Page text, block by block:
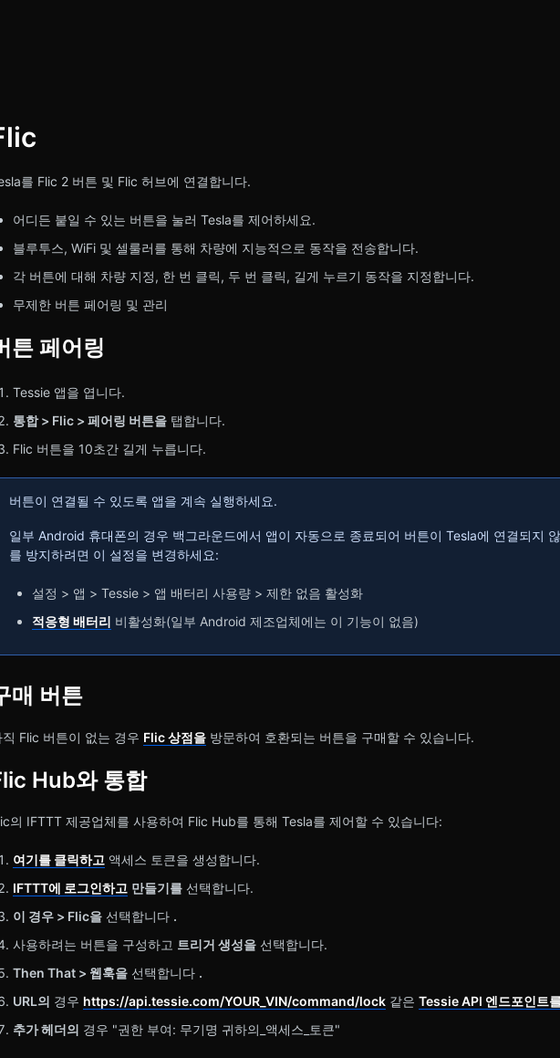
를 Flic 2 버튼 및 Flic 허브에 연결합니다.
어디든 붙일 수 있는 버튼을 눌러 Tesla를 제어하세요.
블루투스, WiFi 및 셀룰러를 통해 차량에 지능적으로 동작을 전송합니다.
각 버튼에 대해 차량 지정, 한 번 클릭, 두 번 클릭, 길게 누르기 동작을 지정합니다.
무제한 버튼 페어링 및 관리
튼 페어링
Tessie 앱을 엽니다.
통합 > Flic > 페어링 버튼을탭합니다.
Flic 버튼을 10초간 길게 누릅니다.
버튼이 연결될 수 있도록 앱을 계속 실행하세요.
일부 Android 휴대폰의 경우 백그라운드에서 앱이 자동으로 종료되어 버튼이 Tesla에 연결되지
를 방지하려면 이 설정을 변경하세요:
설정 > 앱 > Tessie > 앱 배터리 사용량 > 제한 없음 활성화
적응형 배터리 비활성화(일부 Android 제조업체에는 이 기능이 없음)
매 버튼
직 Flic 버튼이 없는 경우 Flic 상점을방문하여 호환되는 버튼을 구매할 수 있습니다.
Hub와 통합
의 IFTTT 제공업체를 사용하여 Flic Hub를 통해 Tesla를 제어할 수 있습니다:
여기를 클릭하고 액세스 토큰을 생성합니다.
IFTTT에 로그인하고 만들기를선택합니다.
이 경우 > Flic을선택합니다 .
사용하려는 버튼을 구성하고 트리거 생성을선택합니다.
Then That > 웹훅을선택합니다 .
URL의 경우 https://api.tessie.com/YOUR_VIN/command/lock같은 Tessie API 엔드포인트
추가 헤더의 경우 "권한 부여: 무기명 귀하의_액세스_토큰"